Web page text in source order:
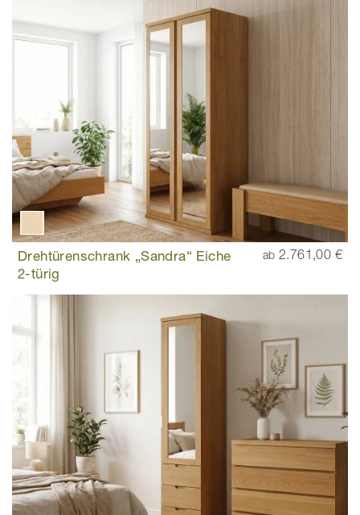
Drehtürenschrank „Sandra“ Eiche
2-türig
ab 2.761,00 €